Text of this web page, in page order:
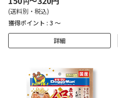
(送料別・税込)
獲得ポイント : 3 ～
詳細